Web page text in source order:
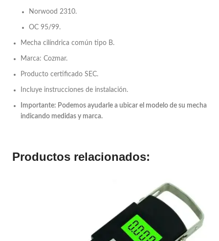
Norwood 2310.
OC 95/99.
Mecha cilíndrica común tipo B.
Marca: Cozmar.
Producto certificado SEC.
Incluye instrucciones de instalación.
Importante: Podemos ayudarle a ubicar el modelo de su mecha
indicando medidas y marca.
Productos relacionados: